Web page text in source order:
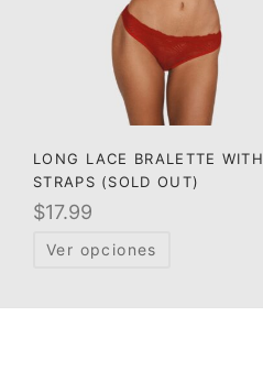
LONG LACE BRALETTE WITH
STRAPS (SOLD OUT)
$17.99
Ver opciones